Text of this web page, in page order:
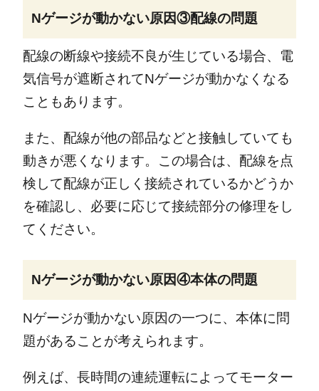
Nゲージが動かない原因③配線の問題
配線の断線や接続不良が生じている場合、電
気信号が遮断されてNゲージが動かなくなる
こともあります。
また、配線が他の部品などと接触していても
動きが悪くなります。この場合は、配線を点
検して配線が正しく接続されているかどうか
を確認し、必要に応じて接続部分の修理をし
てください。
Nゲージが動かない原因④本体の問題
Nゲージが動かない原因の一つに、本体に問
題があることが考えられます。
例えば、長時間の連続運転によってモーター